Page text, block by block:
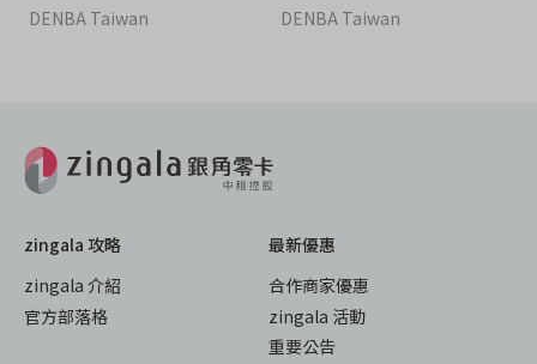
DENBA Taiwan DENBA Taiwan
zingala 攻略
zingala 介紹
官方部落格
最新優惠
合作商家優惠
zingala 活動
重要公告